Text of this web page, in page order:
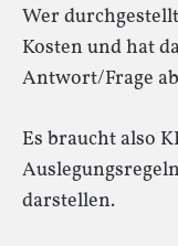
Wer
Kosten und hat
Antwort/Frage
Es braucht also
darstellen.